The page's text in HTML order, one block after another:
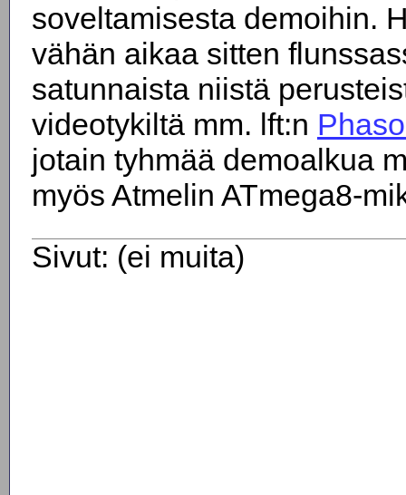
soveltamisesta demoihin.
vähän aikaa sitten
satunnaista niistä
videotykiltä mm. lft:n
jotain tyhmää demoalkua
myös Atmelin ATmega8-
Sivut: (ei muita)